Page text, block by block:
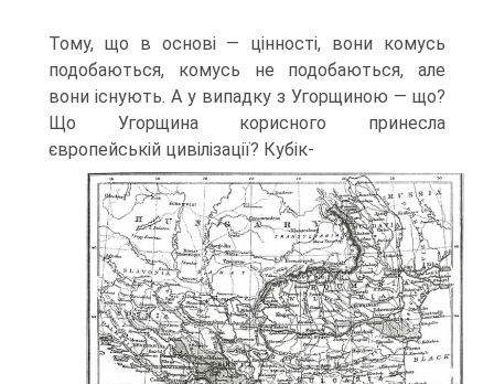
Тому, що в основі — цінності, вони комусь
подобаються, комусь не подобаються, але
вони існують. А у випадку з Угорщиною — що?
Що Угорщина корисного принесла
європейській цивілізації? Кубік-